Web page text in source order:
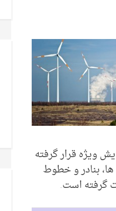
ویژه قرار گرفته
بنادر و خطوط
گرفته است.